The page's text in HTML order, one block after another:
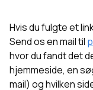
Hvis du fulgte et
Send os en mail til
hvor du fandt det
hjemmeside, en
mail) og hvilken